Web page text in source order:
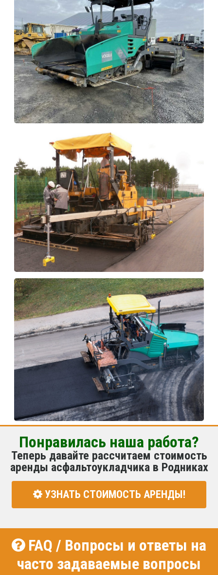
Понравилась наша работа?
Теперь давайте рассчитаем стоимость
аренды асфальтоукладчика в Родниках
УЗНАТЬ СТОИМОСТЬ АРЕНДЫ!
FAQ / Вопросы и ответы на
часто задаваемые вопросы